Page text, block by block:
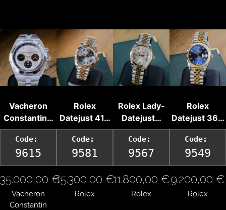
Vacheron
Constantin…
Code:
9615
35.000,00 €
Vacheron
Constantin
Rolex
Datejust 41…
Code:
9581
15.300,00 €
Rolex
Rolex Lady-
Datejust…
Code:
9567
11.800,00 €
Rolex
Rolex
Datejust 36…
Code:
9549
9.200,00 €
Rolex